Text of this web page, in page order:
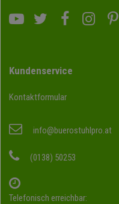
Kundenservice
Kontaktformular
info@buerostuhlpro.at
(0138) 50253
Telefonisch erreichbar: